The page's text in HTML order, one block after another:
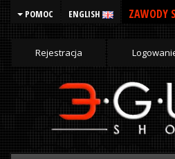
POMOC ENGLISH ZAWODY
Rejestracja